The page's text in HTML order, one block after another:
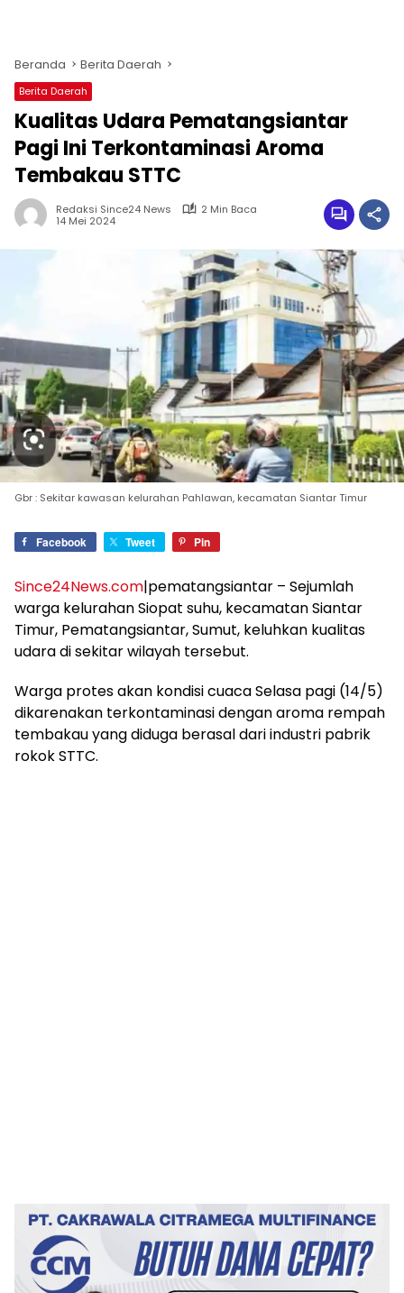
Beranda Berita Daerah
Berita Daerah
Kualitas Udara Pematangsiantar
Pagi Ini Terkontaminasi Aroma
Tembakau STTC
Redaksi Since24 News
2 Min Baca
14 Mei 2024
Gbr : Sekitar kawasan kelurahan Pahlawan, kecamatan Siantar Timur
Facebook Tweet Pin
Since24News.com|pematangsiantar – Sejumlah
warga kelurahan Siopat suhu, kecamatan Siantar
Timur, Pematangsiantar, Sumut, keluhkan kualitas
udara di sekitar wilayah tersebut.
Warga protes akan kondisi cuaca Selasa pagi (14/5)
dikarenakan terkontaminasi dengan aroma rempah
tembakau yang diduga berasal dari industri pabrik
rokok STTC.